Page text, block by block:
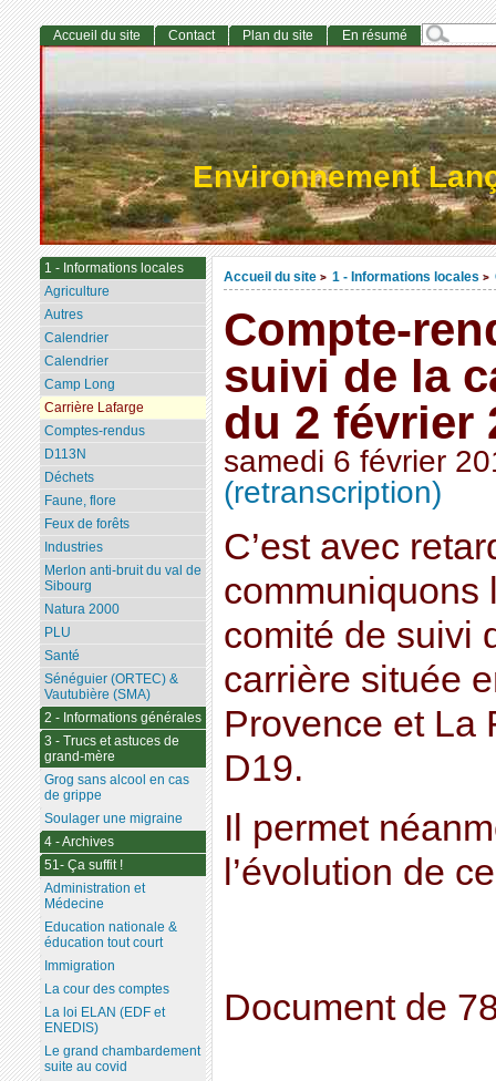
Environnement
Accueil du site > 1 - Informations locales >
Compte-
suivi de la
du 2 février
samedi 6 février
(retranscription)
C’est avec
communiquons
comité de suivi
carrière située
Provence et La
D19.
Il permet
l’évolution de
Document de
Accueil du site Contact Plan du site En résumé
1 - Informations locales
Agriculture
Autres
Calendrier
Calendrier
Camp Long
Carrière Lafarge
Comptes-rendus
D113N
Déchets
Faune, flore
Feux de forêts
Industries
Merlon anti-bruit du val de
Sibourg
Natura 2000
PLU
Santé
Sénéguier (ORTEC) &
Vautubière (SMA)
2 - Informations générales
3 - Trucs et astuces de
grand-mère
Grog sans alcool en cas
de grippe
Soulager une migraine
4 - Archives
51- Ça suffit !
Administration et
Médecine
Education nationale &
éducation tout court
Immigration
La cour des comptes
La loi ELAN (EDF et
ENEDIS)
Le grand chambardement
suite au covid